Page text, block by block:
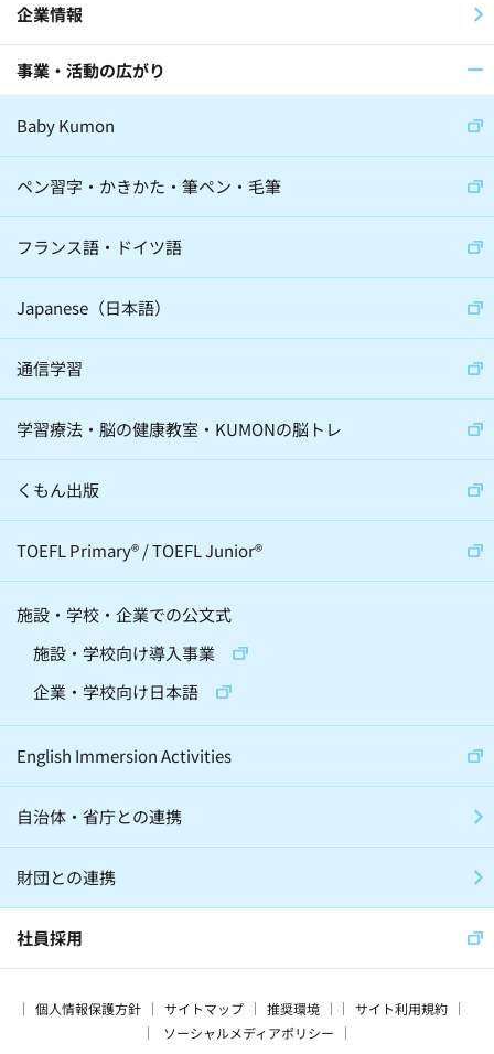
企業情報
事業・活動の広がり
Baby Kumon
ペン習字・かきかた・筆ペン・毛筆
フランス語・ドイツ語
Japanese（日本語）
通信学習
学習療法・脳の健康教室・KUMONの脳トレ
くもん出版
TOEFL Primary®/TOEFL Junior®
施設・学校・企業での公文式
施設・学校向け導入事業
企業・学校向け日本語
English Immersion Activities
自治体・省庁との連携
財団との連携
社員採用
個人情報保護方針 サイトマップ 推奨環境
サイト利用規約
ソーシャルメディアポリシー